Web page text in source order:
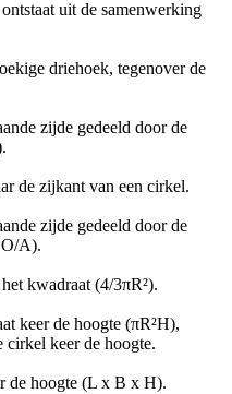
uit de samenwerking
driehoek, tegenover de
zijde gedeeld door de
de zijkant van een cirkel.
zijde gedeeld door de
O/A).
kwadraat (4/3πR²).
keer de hoogte (πR²H),
cirkel keer de hoogte.
de hoogte (L x B x H).